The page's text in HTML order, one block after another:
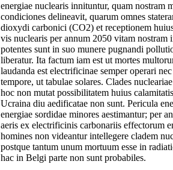
energiae nuclearis innituntur, quam nostram
condiciones delineavit, quarum omnes
dioxydi carbonici (CO2) et receptionem
vis nuclearis per annum 2050 vitam nostram
potentes sunt in suo munere pugnandi
liberatur. Ita factum iam est ut mortes
laudanda est electrificinae semper operari
tempore, ut tabulae solares. Clades
hoc non mutat possibilitatem huius
Ucraina diu aedificatae non sunt. Pericula
energiae sordidae minores aestimantur; per
aeris ex electrificinis carbonariis effectorum
homines non videantur intellegere cladem
postque tantum unum mortuum esse in
hac in Belgi parte non sunt probabiles.